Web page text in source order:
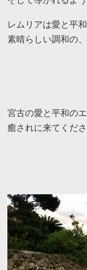
レムリアは愛と平
素晴らしい調和の
宮古の愛と平和の
癒されに来てくだ